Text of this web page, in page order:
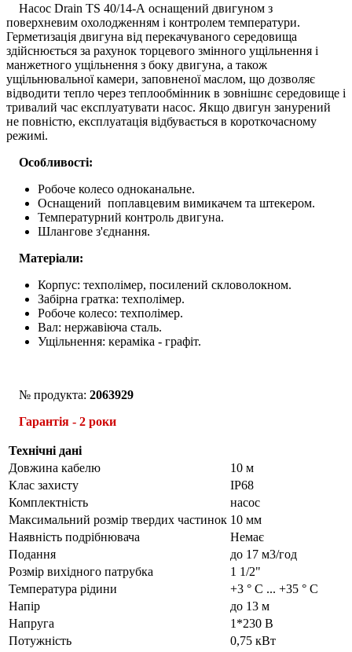
Насос Drain TS 40/14-А оснащений двигуном з
поверхневим охолодженням і контролем температури.
Герметизація двигуна від перекачуваного середовища
здійснюється за рахунок торцевого змінного ущільнення і
манжетного ущільнення з боку двигуна, а також
ущільнювальної камери, заповненої маслом, що дозволяє
відводити тепло через теплообмінник в зовнішнє середовище і
тривалий час експлуатувати насос. Якщо двигун занурений
не повністю, експлуатація відбувається в короткочасному
режимі.
Особливості:
Робоче колесо одноканальне.
Оснащений поплавцевим вимикачем та штекером.
Температурний контроль двигуна.
Шлангове з'єднання.
Матеріали:
Корпус: техполімер, посилений скловолокном.
Забірна гратка: техполімер.
Робоче колесо: техполімер.
Вал: нержавіюча сталь.
Ущільнення: кераміка - графіт.
№ продукта: 2063929
Гарантія - 2 роки
Технічні дані
Довжина кабелю
10 м
Клас захисту
IP68
Комплектність
насос
Максимальний розмір твердих частинок 10 мм
Наявність подрібнювача
Немає
Подання
до 17 м3/год
Розмір вихідного патрубка
1 1/2"
Температура рідини
+3 ° С ... +35 ° С
Напір
до 13 м
Напруга
1*230 В
Потужність
0,75 кВт